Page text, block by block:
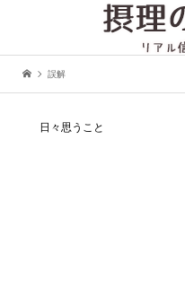
誤解
日々思うこと